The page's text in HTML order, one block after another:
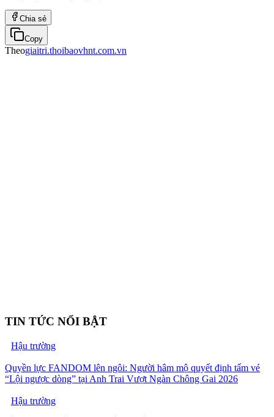
Chia sẻ
Copy
Theogiaitri.thoibaovhnt.com.vn
TIN TỨC NỔI BẬT
Hậu trường
Quyền lực FANDOM lên ngôi: Người hâm mộ quyết định tấm vé
“Lội ngược dòng” tại Anh Trai Vượt Ngàn Chông Gai 2026
Hậu trường